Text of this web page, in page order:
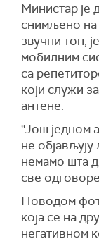
Министар је
снимљено на
звучни топ,
мобилним
са
који служи
антене.
''Још једном
не
немамо шта
све
Поводом
која се на
негативном